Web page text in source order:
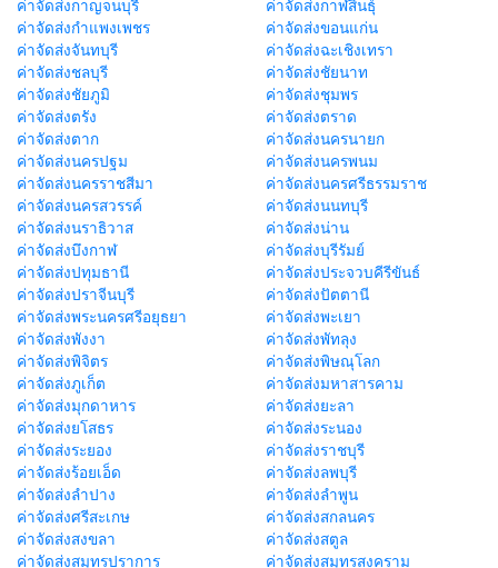
ค่าจัดส่งกาญจนบุรี
ค่าจัดส่งกาฬสินธุ์
ค่าจัดส่งกำแพงเพชร
ค่าจัดส่งขอนแก่น
ค่าจัดส่งจันทบุรี
ค่าจัดส่งฉะเชิงเทรา
ค่าจัดส่งชลบุรี
ค่าจัดส่งชัยนาท
ค่าจัดส่งชัยภูมิ
ค่าจัดส่งชุมพร
ค่าจัดส่งตรัง
ค่าจัดส่งตราด
ค่าจัดส่งตาก
ค่าจัดส่งนครนายก
ค่าจัดส่งนครปฐม
ค่าจัดส่งนครพนม
ค่าจัดส่งนครราชสีมา
ค่าจัดส่งนครศรีธรรมราช
ค่าจัดส่งนครสวรรค์
ค่าจัดส่งนนทบุรี
ค่าจัดส่งนราธิวาส
ค่าจัดส่งน่าน
ค่าจัดส่งบึงกาฬ
ค่าจัดส่งบุรีรัมย์
ค่าจัดส่งปทุมธานี
ค่าจัดส่งประจวบคีรีขันธ์
ค่าจัดส่งปราจีนบุรี
ค่าจัดส่งปัตตานี
ค่าจัดส่งพระนครศรีอยุธยา
ค่าจัดส่งพะเยา
ค่าจัดส่งพังงา
ค่าจัดส่งพัทลุง
ค่าจัดส่งพิจิตร
ค่าจัดส่งพิษณุโลก
ค่าจัดส่งภูเก็ต
ค่าจัดส่งมหาสารคาม
ค่าจัดส่งมุกดาหาร
ค่าจัดส่งยะลา
ค่าจัดส่งยโสธร
ค่าจัดส่งระนอง
ค่าจัดส่งระยอง
ค่าจัดส่งราชบุรี
ค่าจัดส่งร้อยเอ็ด
ค่าจัดส่งลพบุรี
ค่าจัดส่งลำปาง
ค่าจัดส่งลำพูน
ค่าจัดส่งศรีสะเกษ
ค่าจัดส่งสกลนคร
ค่าจัดส่งสงขลา
ค่าจัดส่งสตูล
ค่าจัดส่งสมุทรปราการ
ค่าจัดส่งสมุทรสงคราม